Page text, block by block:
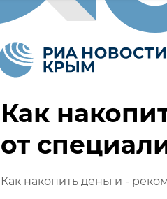
Как
от
Как накопить деньги -